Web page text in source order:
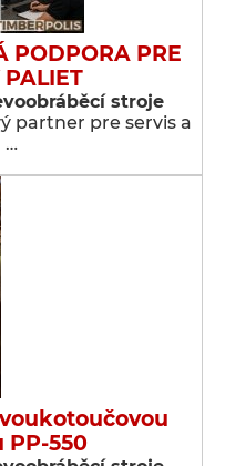
PODPORA PRE
stroje
partner pre servis a
…
PP-550